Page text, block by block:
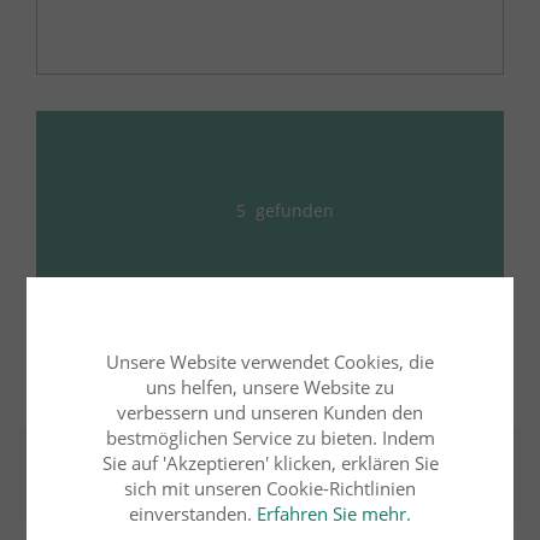
5 gefunden
Suchformular zurücksetzen
Ergebnisse
sortieren nach:
Unsere Website verwendet Cookies, die
uns helfen, unsere Website zu
verbessern und unseren Kunden den
bestmöglichen Service zu bieten. Indem
Sie auf 'Akzeptieren' klicken, erklären Sie
sich mit unseren Cookie-Richtlinien
einverstanden. Erfahren Sie mehr.